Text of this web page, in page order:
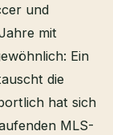
und
mit
Ein
die
hat sich
MLS-